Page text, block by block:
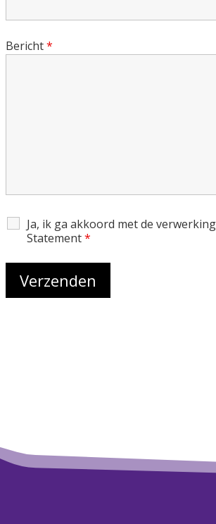
Bericht*
Ja, ik ga akkoord met de
Statement*